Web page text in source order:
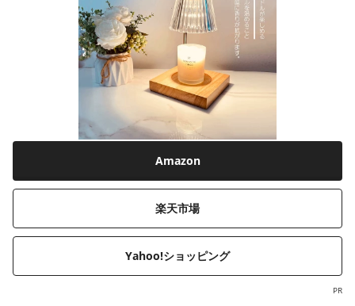
Amazon
楽天市場
Yahoo!ショッピング
PR